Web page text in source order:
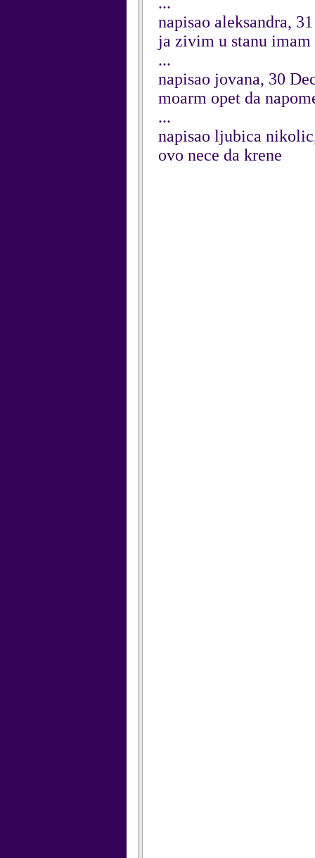
napisao aleksandra,
ja zivim u stanu
...
napisao jovana, 30
moarm opet da
...
napisao ljubica
ovo nece da krene